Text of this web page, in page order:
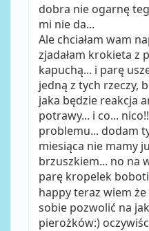
dobra nie ogarnę
mi nie da...
Ale chciałam wam
zjadałam krokieta z
kapuchą... i parę
jedną z tych rzeczy,
jaka będzie reakcja
potrawy... i co...
problemu... dodam
miesiąca nie mamy
brzuszkiem... no na
parę kropelek
happy teraz wiem
sobie pozwolić na
pierożków:)